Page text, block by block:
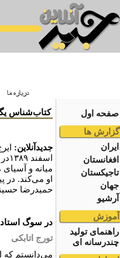
صفحه اول
گزارش ها
ایران
افغانستان
تاجیکستان
جهان
آرشیو
آموزش
راهنمای تولید
چندرسانه ای
کتاب‌شناس
جدیدآنلاین:
میانه و آسیای
او می‌کند. در
حمیدرضا
در سوگ استاد
تورج اتابکی
می‌دانستم که